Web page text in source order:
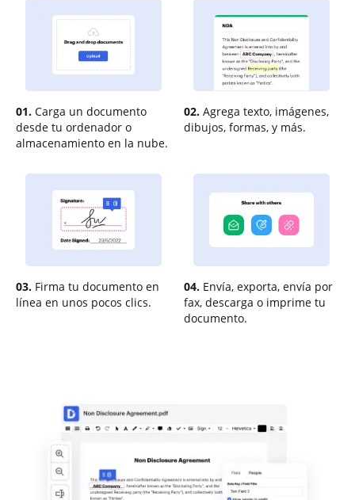
01. Carga un documento
desde tu ordenador o
almacenamiento en la nube.
02. Agrega texto, imágenes,
dibujos, formas, y más.
03. Firma tu documento en
línea en unos pocos clics.
04. Envía, exporta, envía por
fax, descarga o imprime tu
documento.